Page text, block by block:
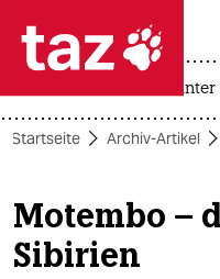
 taz
taz
themen
politik
usa
Startseite Archiv-Artikel
Motembo –
Sibirien